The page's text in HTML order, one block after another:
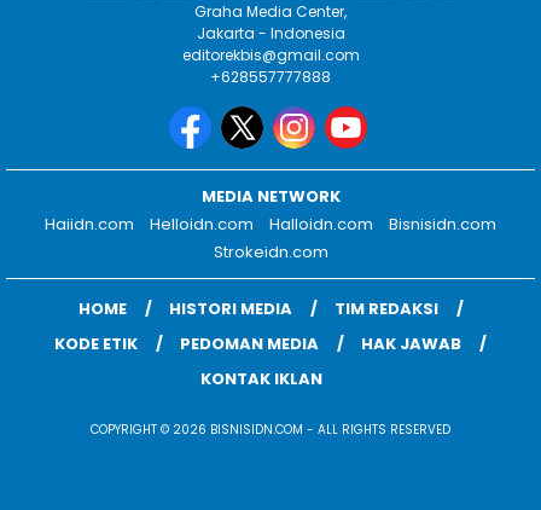
Graha Media Center,
Jakarta - Indonesia
editorekbis@gmail.com
+628557777888
MEDIA NETWORK
Haiidn.com
Helloidn.com Halloidn.com
Bisnisidn.com
Strokeidn.com
HOME HISTORI MEDIA
TIM REDAKSI
KODE ETIK
PEDOMAN MEDIA
HAK JAWAB
KONTAK IKLAN
COPYRIGHT © 2026 BISNISIDN.COM - ALL RIGHTS RESERVED